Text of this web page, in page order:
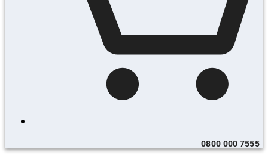
0800 000 7555